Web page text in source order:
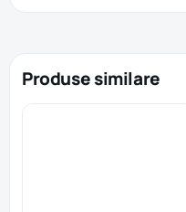
Produse similare